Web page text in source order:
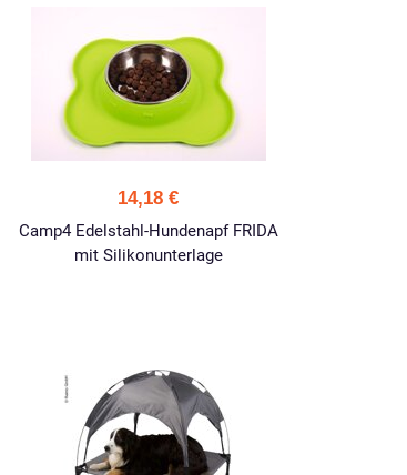
14,18 €
Camp4 Edelstahl-Hundenapf FRIDA
mit Silikonunterlage